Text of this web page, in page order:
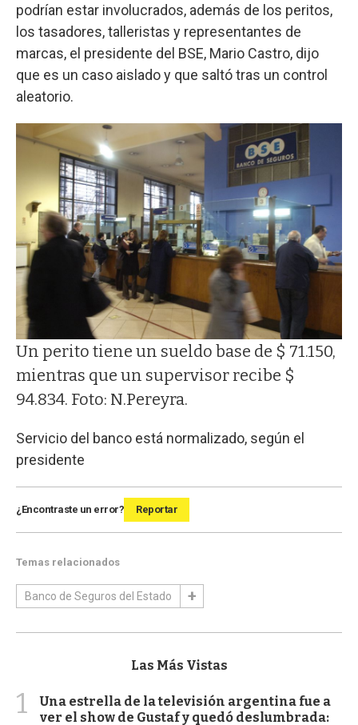
podrían estar involucrados, además de los peritos,
los tasadores, talleristas y representantes de
marcas, el presidente del BSE, Mario Castro, dijo
que es un caso aislado y que saltó tras un control
aleatorio.
Un perito tiene un sueldo base de $ 71.150,
mientras que un supervisor recibe $
94.834. Foto: N.Pereyra.
Servicio del banco está normalizado, según el
presidente
¿Encontraste un error? Reportar
Temas relacionados
Banco de Seguros del Estado
Las Más Vistas
1
Una estrella de la televisión argentina fue a
ver el show de Gustaf y quedó deslumbrada: